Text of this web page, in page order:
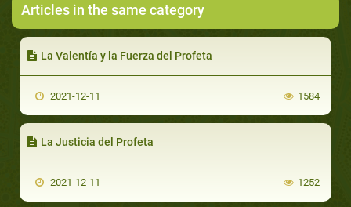
Articles in the same category
La Valentía y la Fuerza del Profeta
2021-12-11 1584
La Justicia del Profeta
2021-12-11 1252